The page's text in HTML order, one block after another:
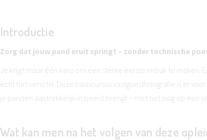
Introductie
Zorg dat jouw pand eruit springt – zonder technische
Je krijgt maar één kans om een sterke eerste indruk te maken.
écht het verschil. Deze basiscursus vastgoedfotografie is er
je panden aantrekkelijk in beeld brengt – met het oog op een
Wat kan men na het volgen van deze